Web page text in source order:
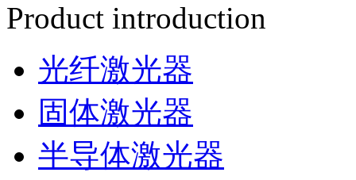
Product introduction
光纤激光器
固体激光器
半导体激光器